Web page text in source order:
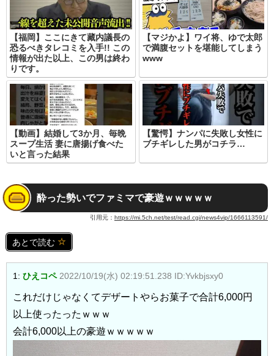
【福岡】ここにきて藏内議長の
恐るべきタレコミを入手!! この
情報が出た以上、この男は終わ
りです。
【マジかよ】ワイ将、ゆで太郎
で満腹セットを堪能してしまう
www
【動画】結婚して3か月、毎晩
スープ生活 妻に唐揚げ食べた
いと言った結果
【驚愕】ナンパに失敗し女性に
ブチギレした男がコチラ…
酔った勢いでファミマで豪遊ｗｗｗｗｗ
引用元： https://mi.5ch.net/test/read.cgi/news4vip/1666113591/
あとで読む
1: ひえコペ 2022/10/19(水) 02:19:51.238 ID:Yvkbjsxy0
これだけじゃなくてデザートやらお菓子で合計6,000円
以上使ったったｗｗｗ
会計6,000以上の豪遊ｗｗｗｗｗ